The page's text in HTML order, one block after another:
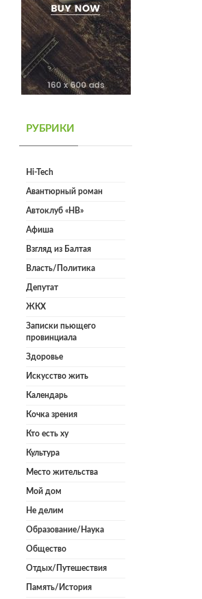
РУБРИКИ
Hi-Tech
Авантюрный роман
Автоклуб «НВ»
Афиша
Взгляд из Балтая
Власть/Политика
Депутат
ЖКХ
Записки пьющего
провинциала
Здоровье
Искусство жить
Календарь
Кочка зрения
Кто есть ху
Культура
Место жительства
Мой дом
Не делим
Образование/Наука
Общество
Отдых/Путешествия
Память/История